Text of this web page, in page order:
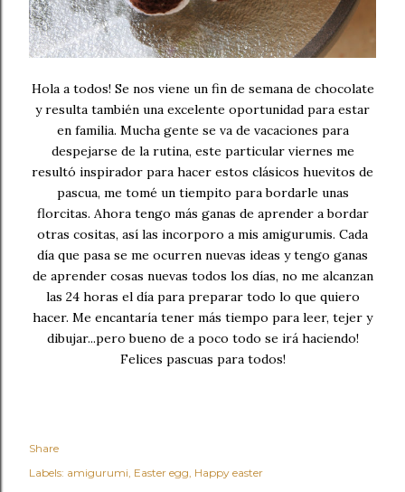
Hola a todos! Se nos viene un fin de semana de chocolate
y resulta también una excelente oportunidad para estar
en familia. Mucha gente se va de vacaciones para
despejarse de la rutina, este particular viernes me
resultó inspirador para hacer estos clásicos huevitos de
pascua, me tomé un tiempito para bordarle unas
florcitas. Ahora tengo más ganas de aprender a bordar
otras cositas, así las incorporo a mis amigurumis. Cada
día que pasa se me ocurren nuevas ideas y tengo ganas
de aprender cosas nuevas todos los días, no me alcanzan
las 24 horas el día para preparar todo lo que quiero
hacer. Me encantaría tener más tiempo para leer, tejer y
dibujar...pero bueno de a poco todo se irá haciendo!
Felices pascuas para todos!
Share
Labels: amigurumi Easter egg Happy easter